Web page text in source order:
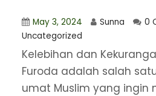
May 3, 2024 Sunna
0
Uncategorized
Kelebihan dan
Furoda adalah salah
umat Muslim yang ingin